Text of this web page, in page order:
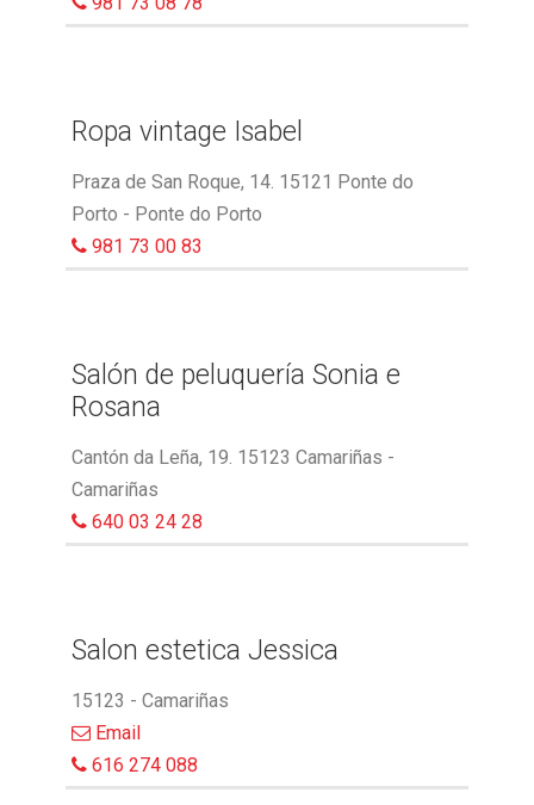
Ropa vintage Isabel
Praza de San Roque, 14. 15121 Ponte do
Porto - Ponte do Porto
981 73 00 83
Salón de peluquería Sonia e
Rosana
Cantón da Leña, 19. 15123 Camariñas -
Camariñas
640 03 24 28
Salon estetica Jessica
15123 - Camariñas
Email
616 274 088